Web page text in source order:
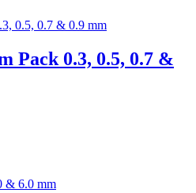
Pack 0.3, 0.5, 0.7 &